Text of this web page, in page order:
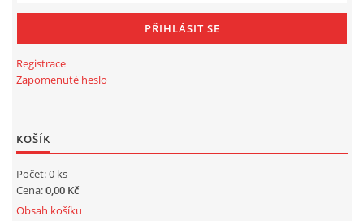
Registrace
Zapomenuté heslo
KOŠÍK
Počet: 0 ks
Cena:0,00 Kč
Obsah košíku